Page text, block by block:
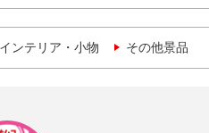
ンテリア・小物 その他景品